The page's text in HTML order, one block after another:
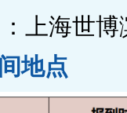
上海世
地点